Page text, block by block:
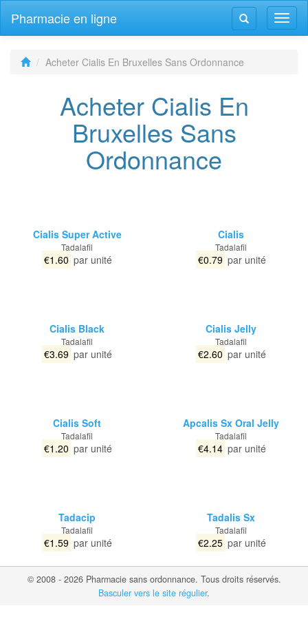
Navigation
bascule
Pharmacie en ligne
Acheter Cialis En Bruxelles Sans Ordonnance
Acheter Cialis En
Bruxelles Sans
Ordonnance
Cialis Super Active
Tadalafil
€1.60 par unité
Cialis
Tadalafil
€0.79 par unité
Cialis Black
Tadalafil
€3.69 par unité
Cialis Jelly
Tadalafil
€2.60 par unité
Cialis Soft
Tadalafil
€1.20 par unité
Apcalis Sx Oral Jelly
Tadalafil
€4.14 par unité
Tadacip
Tadalafil
€1.59 par unité
Tadalis Sx
Tadalafil
€2.25 par unité
© 2008 - 2026 Pharmacie sans ordonnance. Tous droits réservés.
Basculer vers le site régulier.